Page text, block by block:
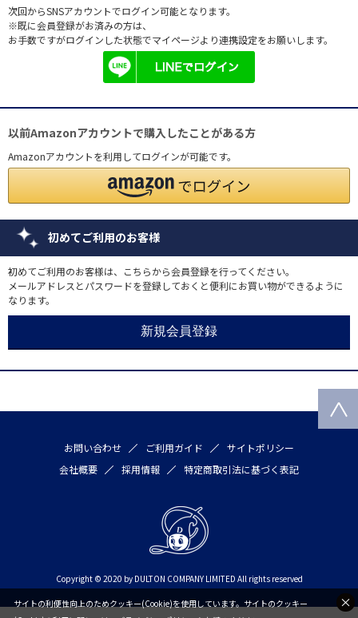
次回からSNSアカウントでログイン可能となります。
※既に会員登録がお済みの方は、
お手数ですがログインした状態でマイページより連携設定をお願いします。
以前Amazonアカウントで購入したことがある方
Amazonアカウントを利用してログインが可能です。
初めてご利用のお客様
初めてご利用のお客様は、こちらから会員登録を行ってください。
メールアドレスとパスワードを登録しておくと便利にお買い物ができるように
なります。
お問い合わせ ご利用ガイド
サイトポリシー
会社概要
採用情報 特定商取引法に基づく表記
Copyright © 2020 by DULTON COMPANY LIMITED All rights reserved
サイトの利便性向上のためクッキー(Cookie)を使用しています。サイトのクッキー